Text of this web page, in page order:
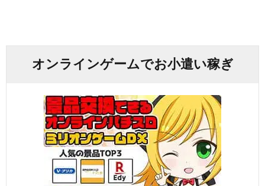
オンラインゲームでお小遣い稼ぎ